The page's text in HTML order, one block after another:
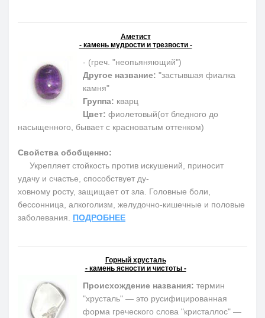
Аметист
- камень мудрости и трезвости -
- (греч. "неопьяняющий")
Другое название: "застывшая фиалка
камня"
Группа: кварц
Цвет: фиолетовый(от бледного до
насыщенного, бывает с красноватым оттенком)
Свойства обобщенно:
Укрепляет стойкость против искушений, приносит
удачу и счастье, способствует ду-
ховному росту, защищает от зла. Головные боли,
бессонница, алкоголизм, желудочно-кишечные и половые
заболевания. ПОДРОБНЕЕ
Горный хрусталь
- камень ясности и чистоты -
Происхождение названия: термин
"хрусталь" — это русифицированная
форма греческого слова "кристаллос" —